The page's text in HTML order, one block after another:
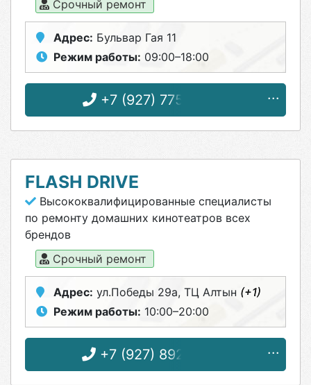
Срочный ремонт
Адрес: Бульвар Гая 11
Режим работы: 09:00–18:00
+7 (927) 775-24-25
FLASH DRIVE
Высококвалифицированные специалисты
по ремонту домашних кинотеатров всех
брендов
Срочный ремонт
Адрес: ул.Победы 29а, ТЦ Алтын (+1)
Режим работы: 10:00–20:00
+7 (927) 892-46-97